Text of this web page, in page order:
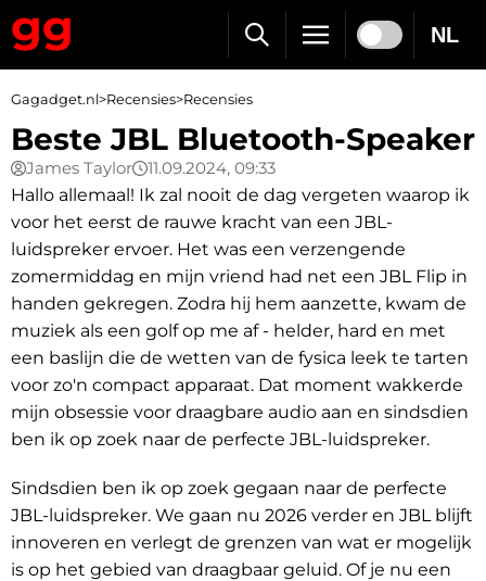
NL
Gagadget.nl>Recensies>Recensies
Beste JBL Bluetooth-Speaker
James Taylor
11.09.2024, 09:33
Hallo allemaal! Ik zal nooit de dag vergeten waarop ik
voor het eerst de rauwe kracht van een JBL-
luidspreker ervoer. Het was een verzengende
zomermiddag en mijn vriend had net een JBL Flip in
handen gekregen. Zodra hij hem aanzette, kwam de
muziek als een golf op me af - helder, hard en met
een baslijn die de wetten van de fysica leek te tarten
voor zo'n compact apparaat. Dat moment wakkerde
mijn obsessie voor draagbare audio aan en sindsdien
ben ik op zoek naar de perfecte JBL-luidspreker.
Sindsdien ben ik op zoek gegaan naar de perfecte
JBL-luidspreker. We gaan nu 2026 verder en JBL blijft
innoveren en verlegt de grenzen van wat er mogelijk
is op het gebied van draagbaar geluid. Of je nu een